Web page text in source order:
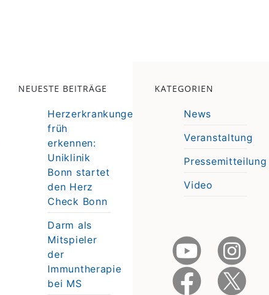
NEUESTE BEITRÄGE
Herzerkrankungen
früh
erkennen:
Uniklinik
Bonn startet
den Herz
Check Bonn
Darm als
Mitspieler
der
Immuntherapie
bei MS
KATEGORIEN
News
Veranstaltung
Pressemitteilung
Video